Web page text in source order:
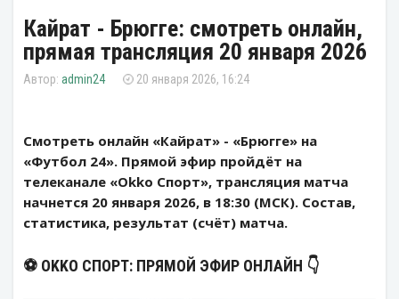
Кайрат - Брюгге: смотреть онлайн,
прямая трансляция 20 января 2026
admin24 20 января 2026, 16:24
Смотреть онлайн «Кайрат» - «Брюгге» на
«Футбол 24». Прямой эфир пройдёт на
телеканале «Okko Спорт», трансляция матча
начнется 20 января 2026, в 18:30 (МСК). Состав,
статистика, результат (счёт) матча.
⚽️ OKKO СПОРТ: ПРЯМОЙ ЭФИР ОНЛАЙН 👇